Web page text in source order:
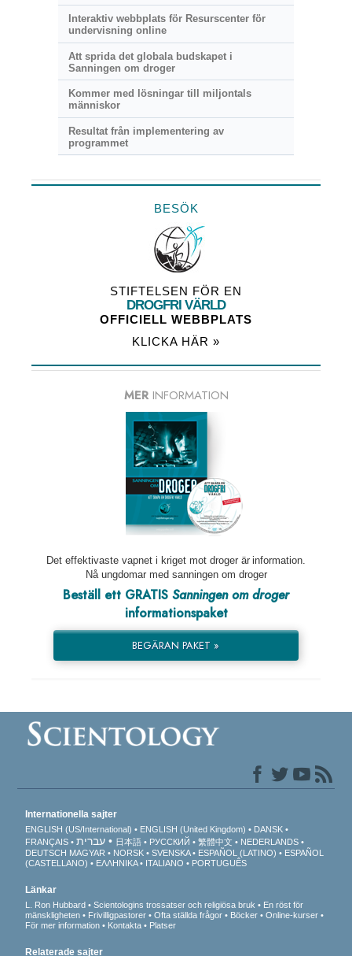
Interaktiv webbplats för Resurscenter för
undervisning online
Att sprida det globala budskapet i
Sanningen om droger
Kommer med lösningar till miljontals
människor
Resultat från implementering av
programmet
BESÖK
STIFTELSEN FÖR EN
DROGFRI VÄRLD
OFFICIELL WEBBPLATS
KLICKA HÄR »
MER INFORMATION
Det effektivaste vapnet i kriget mot droger är information.
Nå ungdomar med sanningen om droger
Beställ ett GRATIS Sanningen om droger
informationspaket
BEGÄRAN PAKET »
Internationella sajter
ENGLISH (US/International) ENGLISH (United Kingdom)
DANSK
FRANÇAIS
עברית 日本語 РУССКИЙ 繁體中文
NEDERLANDS
DEUTSCH MAGYAR NORSK SVENSKA ESPAÑOL (LATINO)
ESPAÑOL
(CASTELLANO)
ΕΛΛΗΝΙΚA ITALIANO PORTUGUÊS
Länkar
L. Ron Hubbard Scientologins trossatser och religiösa bruk
En röst för
mänskligheten
Frivilligpastorer Ofta ställda frågor Böcker
Online-kurser
För mer information
Kontakta Platser
Relaterade sajter